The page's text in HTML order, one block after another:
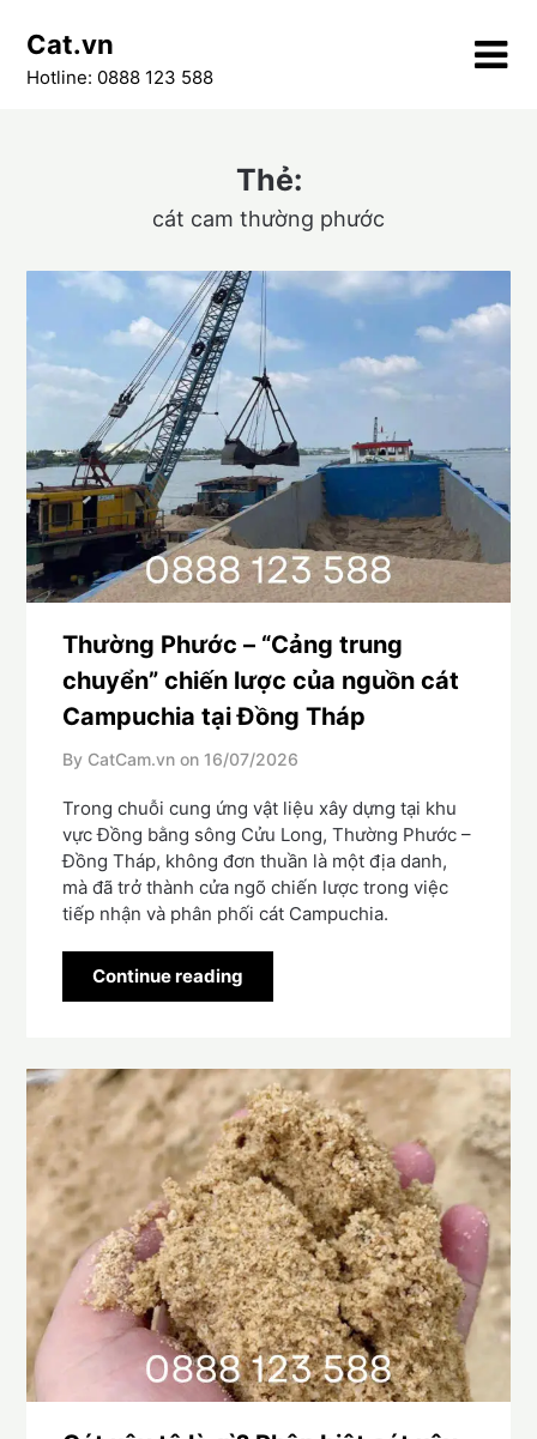
content
Cat.vn
Hotline: 0888 123 588
Thẻ:
cát cam thường phước
Thường Phước – “Cảng trung
chuyển” chiến lược của nguồn cát
Campuchia tại Đồng Tháp
By CatCam.vn on 16/07/2026
Trong chuỗi cung ứng vật liệu xây dựng tại khu
vực Đồng bằng sông Cửu Long, Thường Phước –
Đồng Tháp, không đơn thuần là một địa danh,
mà đã trở thành cửa ngõ chiến lược trong việc
tiếp nhận và phân phối cát Campuchia.
Continue reading